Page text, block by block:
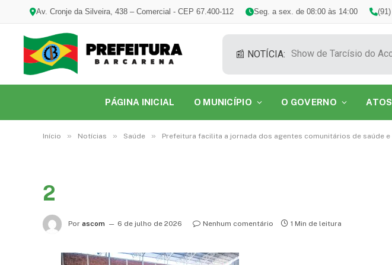
Av. Cronje da Silveira, 438 – Comercial - CEP 67.400-112 Seg. a sex. de 08:00 às 14:00
📰 NOTÍCIA:
PÁGINA INICIAL O MUNICÍPIO O GOVERNO
Início » Notícias » Saúde » Prefeitura facilita a jornada dos agentes comunitários de saúde
2
Por ascom 6 de julho de 2026 Nenhum comentário 1 Min de leitura